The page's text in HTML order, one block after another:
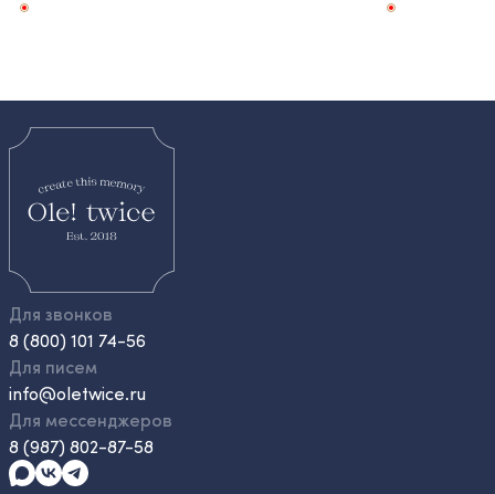
Для звонков
8 (800) 101 74-56
Для писем
info@oletwice.ru
Для мессенджеров
8 (987) 802-87-58